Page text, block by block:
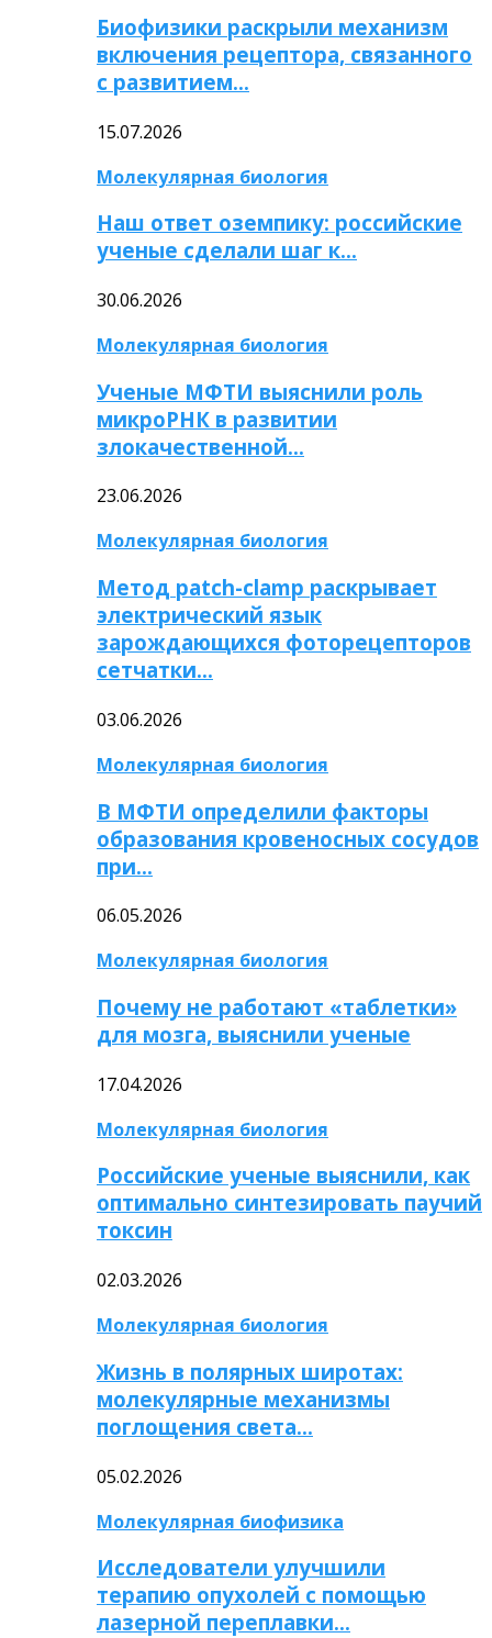
Биофизики раскрыли механизм
включения рецептора, связанного
с развитием…
15.07.2026
Молекулярная биология
Наш ответ оземпику: российские
ученые сделали шаг к…
30.06.2026
Молекулярная биология
Ученые МФТИ выяснили роль
микроРНК в развитии
злокачественной…
23.06.2026
Молекулярная биология
Метод patch-clamp раскрывает
электрический язык
зарождающихся фоторецепторов
сетчатки…
03.06.2026
Молекулярная биология
В МФТИ определили факторы
образования кровеносных сосудов
при…
06.05.2026
Молекулярная биология
Почему не работают «таблетки»
для мозга, выяснили ученые
17.04.2026
Молекулярная биология
Российские ученые выяснили, как
оптимально синтезировать паучий
токсин
02.03.2026
Молекулярная биология
Жизнь в полярных широтах:
молекулярные механизмы
поглощения света…
05.02.2026
Молекулярная биофизика
Исследователи улучшили
терапию опухолей с помощью
лазерной переплавки…